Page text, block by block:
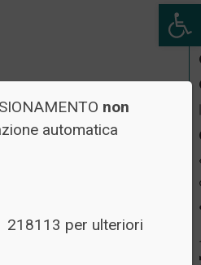
non
automatica
218113 per ulteriori